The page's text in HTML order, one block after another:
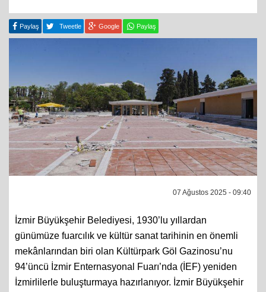
Paylaş Tweetle Google Paylaş
07 Ağustos 2025 - 09:40
İzmir Büyükşehir Belediyesi, 1930’lu yıllardan
günümüze fuarcılık ve kültür sanat tarihinin en önemli
mekânlarından biri olan Kültürpark Göl Gazinosu’nu
94’üncü İzmir Enternasyonal Fuarı’nda (İEF) yeniden
İzmirlilerle buluşturmaya hazırlanıyor. İzmir Büyükşehir